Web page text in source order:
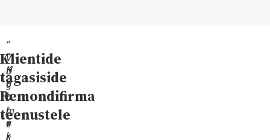
Klientide
tagasiside
Remondifirma
teenustele
“
V
ä
g
a
m
e
e
“
H
e
a
j
a
k
“
K
i
i
r
e
j